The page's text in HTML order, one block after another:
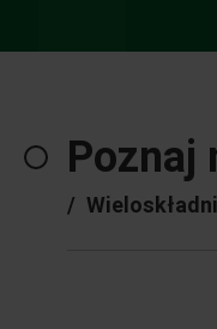
Poznaj
/